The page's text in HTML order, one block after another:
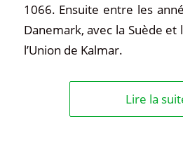
1066. Ensuite entre les
Danemark, avec la Suède
l’Union de Kalmar.
Lire la